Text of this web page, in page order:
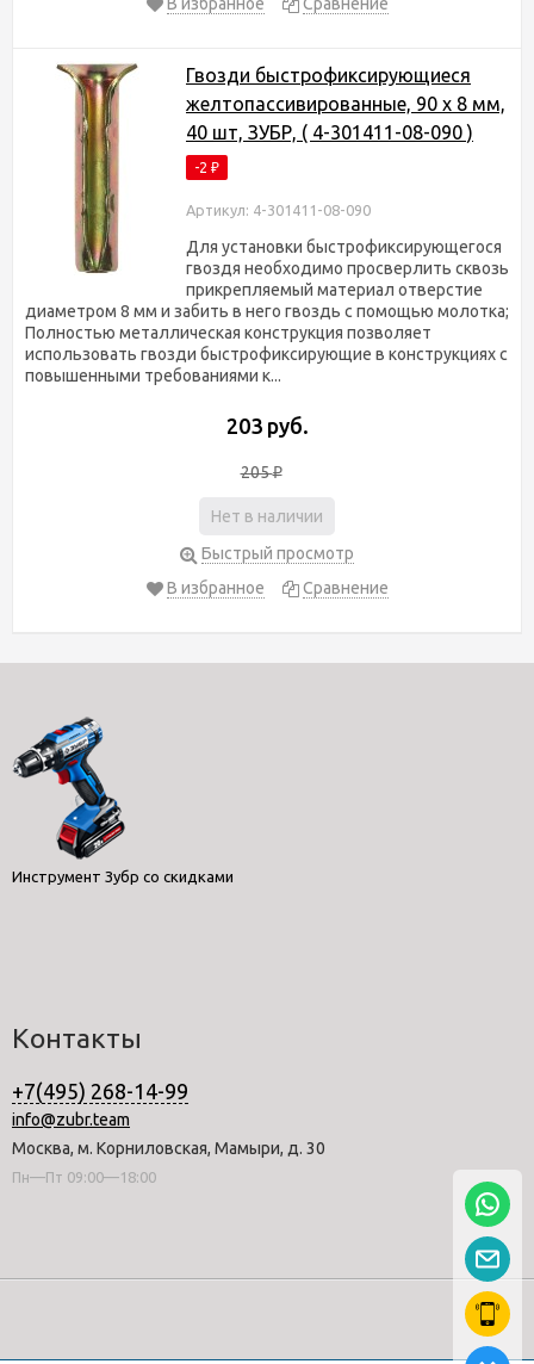
Гвозди быстрофиксирующиеся
желтопассивированные, 90 х 8 мм,
40 шт, ЗУБР, ( 4-301411-08-090 )
-2 ₽
Артикул: 4-301411-08-090
Для установки быстрофиксирующегося
гвоздя необходимо просверлить сквозь
прикрепляемый материал отверстие
диаметром 8 мм и забить в него гвоздь с помощью молотка;
Полностью металлическая конструкция позволяет
использовать гвозди быстрофиксирующие в конструкциях с
повышенными требованиями к...
203 руб.
205₽
Нет в наличии
Быстрый просмотр
В избранное
Сравнение
Инструмент Зубр со скидками
Контакты
+7(495) 268-14-99
info@zubr.team
Москва, м. Корниловская, Мамыри, д. 30
Пн—Пт 09:00—18:00